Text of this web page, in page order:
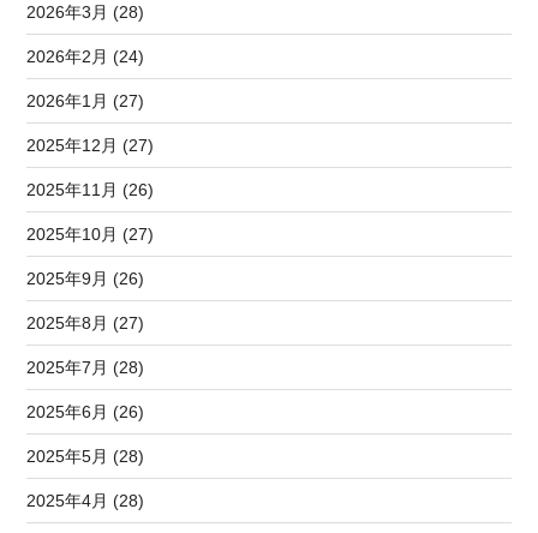
2026年3月 (28)
2026年2月 (24)
2026年1月 (27)
2025年12月 (27)
2025年11月 (26)
2025年10月 (27)
2025年9月 (26)
2025年8月 (27)
2025年7月 (28)
2025年6月 (26)
2025年5月 (28)
2025年4月 (28)